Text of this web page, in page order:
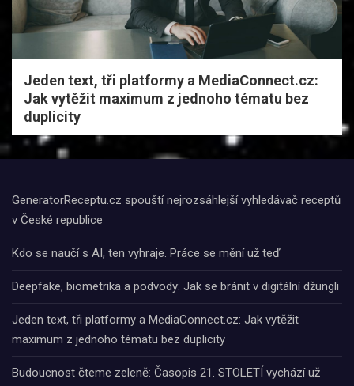
Jeden text, tři platformy a MediaConnect.cz:
Jak vytěžit maximum z jednoho tématu bez
duplicity
GeneratorReceptu.cz spouští nejrozsáhlejší vyhledávač receptů
v České republice
Kdo se naučí s AI, ten vyhraje. Práce se mění už teď
Deepfake, biometrika a podvody: Jak se bránit v digitální džungli
Jeden text, tři platformy a MediaConnect.cz: Jak vytěžit
maximum z jednoho tématu bez duplicity
Budoucnost čteme zeleně: Časopis 21. STOLETÍ vychází už